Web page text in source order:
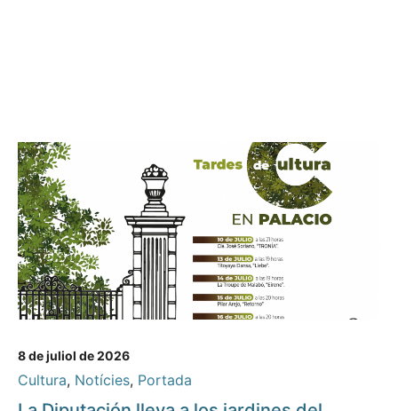
8 de juliol de 2026
Cultura, Notícies, Portada